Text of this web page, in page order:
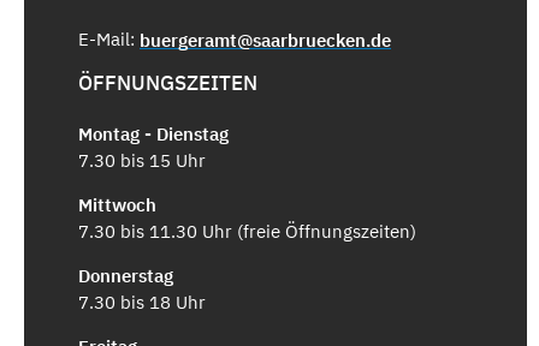
E-Mail: buergeramt@saarbruecken.de
ÖFFNUNGSZEITEN
Montag - Dienstag
7.30 bis 15 Uhr
Mittwoch
7.30 bis 11.30 Uhr (freie Öffnungszeiten)
Donnerstag
7.30 bis 18 Uhr